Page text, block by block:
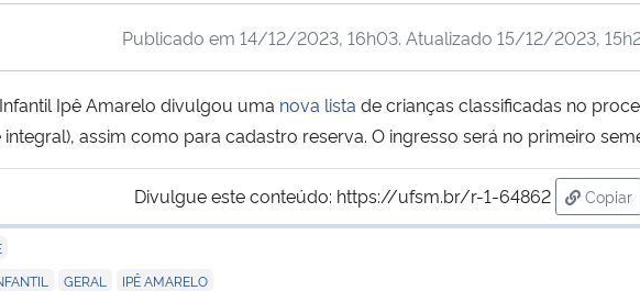
Publicado em 14/12/2023, 16h03. Atualizado 15/12/2023,
Ipê Amarelo divulgou uma nova lista de crianças classificadas no
assim como para cadastro reserva. O ingresso será no primeiro
Divulgue este conteúdo: https://ufsm.br/r-1-64862
Copiar
para
GERAL IPÊ AMARELO